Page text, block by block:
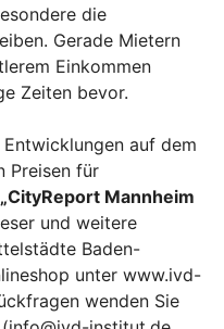
die
Gerade Mietern
Einkommen
Zeiten bevor.
auf dem
Preisen für
„CityReport Mannheim
und weitere
Baden-
unter www.ivd-
wenden Sie